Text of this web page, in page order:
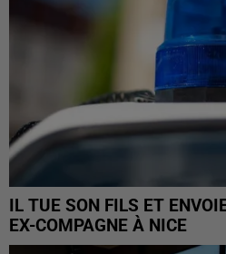
IL TUE SON FILS ET
EX-COMPAGNE À NICE